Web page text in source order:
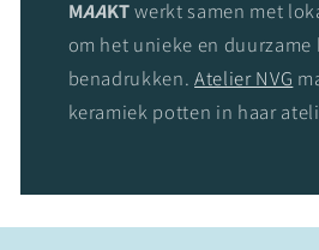
MAAKTwerkt samen met
om het unieke en duurzame
benadrukken.Atelier NVG
keramiek potten in haar